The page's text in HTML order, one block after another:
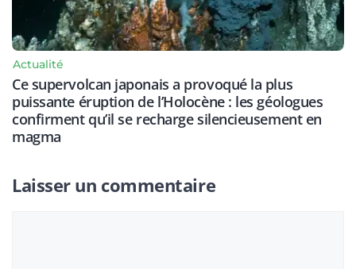
Actualité
Ce supervolcan japonais a provoqué la plus
puissante éruption de l’Holocène : les géologues
confirment qu’il se recharge silencieusement en
magma
Laisser un commentaire